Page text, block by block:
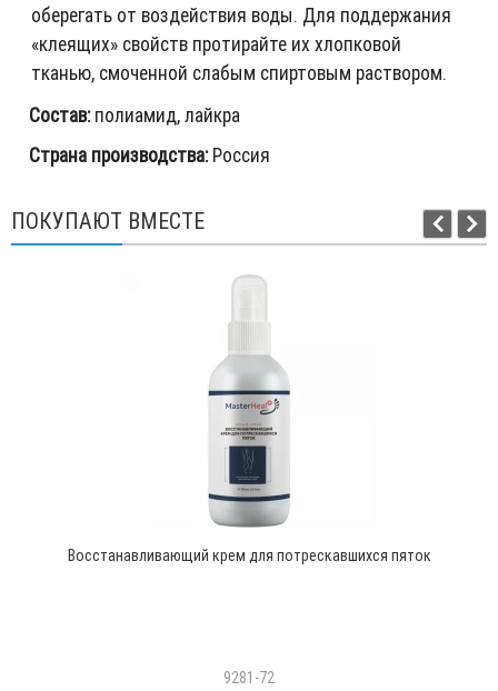
оберегать от воздействия воды. Для поддержания
«клеящих» свойств протирайте их хлопковой
тканью, смоченной слабым спиртовым раствором.
Состав:полиамид, лайкра
Страна производства:Россия
ПОКУПАЮТ ВМЕСТЕ
Восстанавливающий крем для потрескавшихся пяток
9281-72